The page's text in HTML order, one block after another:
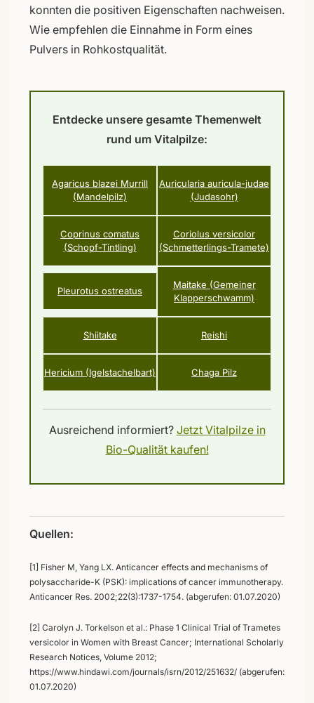
konnten die positiven Eigenschaften nachweisen.
Wie empfehlen die Einnahme in Form eines
Pulvers in Rohkostqualität.
Entdecke unsere gesamte Themenwelt
rund um Vitalpilze:
Agaricus blazei Murrill
(Mandelpilz)
Auricularia auricula-judae
(Judasohr)
Coprinus comatus
(Schopf-Tintling)
Coriolus versicolor
(Schmetterlings-Tramete)
Pleurotus ostreatus
Maitake (Gemeiner
Klapperschwamm)
Shiitake Reishi
Hericium (Igelstachelbart) Chaga Pilz
Ausreichend informiert? Jetzt Vitalpilze in
Bio-Qualität kaufen!
Quellen:
[1] Fisher M, Yang LX. Anticancer effects and mechanisms of
polysaccharide-K (PSK): implications of cancer immunotherapy.
Anticancer Res. 2002;22(3):1737-1754. (abgerufen: 01.07.2020)
[2] Carolyn J. Torkelson et al.: Phase 1 Clinical Trial of Trametes
versicolor in Women with Breast Cancer; International Scholarly
Research Notices, Volume 2012;
https://www.hindawi.com/journals/isrn/2012/251632/ (abgerufen:
01.07.2020)